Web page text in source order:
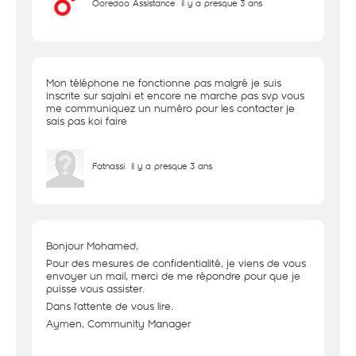
Ooredoo Assistance il y a presque 3 ans
Mon téléphone ne fonctionne pas malgré je suis
inscrite sur sajalni et encore ne marche pas svp vous
me communiquez un numéro pour les contacter je
sais pas koi faire
Fatnassi il y a presque 3 ans
Bonjour Mohamed,
Pour des mesures de confidentialité, je viens de vous
envoyer un mail, merci de me répondre pour que je
puisse vous assister.
Dans l'attente de vous lire.
Aymen, Community Manager